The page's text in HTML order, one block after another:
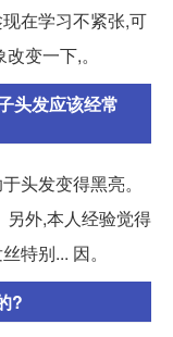
在学习不紧张,可
变一下,。
头发应该经常
头发变得黑亮。
另外,本人经验觉得
特别... 因。
?